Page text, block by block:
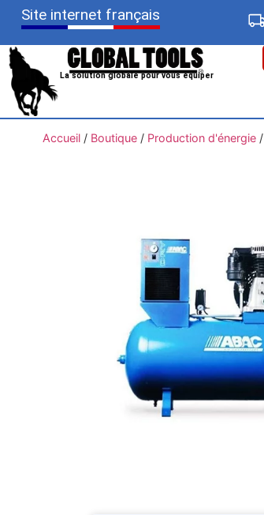
Site internet français
La solution globale pour vous équiper
Accueil/ Boutique/ Production d'énergie/